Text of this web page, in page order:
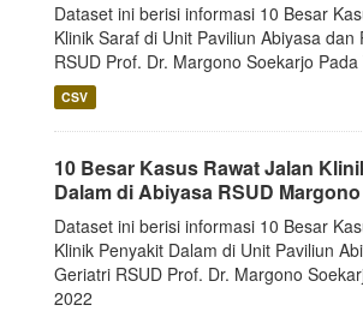
Dataset ini berisi informasi 10 Besar
Klinik Saraf di Unit Paviliun Abiyasa dan
RSUD Prof. Dr. Margono Soekarjo
CSV
10 Besar Kasus Rawat Jalan
Dalam di Abiyasa RSUD
Dataset ini berisi informasi 10 Besar
Klinik Penyakit Dalam di Unit Paviliun
Geriatri RSUD Prof. Dr. Margono
2022